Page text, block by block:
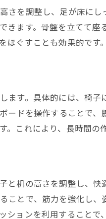
常生活での時間短縮を促
勢改善がもたらす時間管
勢改善で時間短縮を実現
さを調整し、足が床に
ます。骨盤を立てて
ぐすことも効果的で
ます。具体的には、椅
ードを操作することで
これにより、長時間の
と机の高さを調整し、
ことで、筋力を強化し
ョンを利用することで